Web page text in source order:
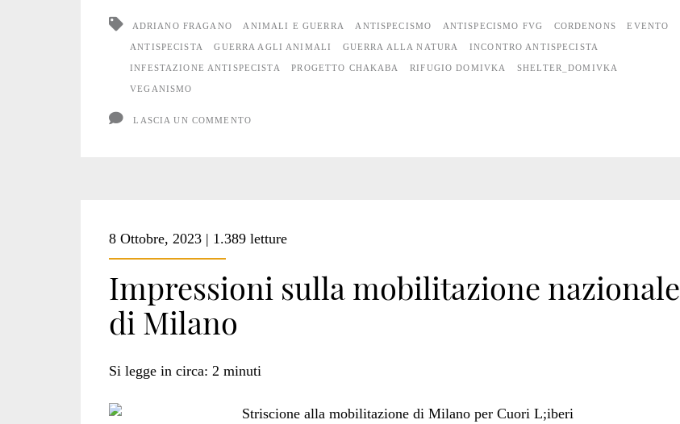
la
Natura
ADRIANO FRAGANO ANIMALI E GUERRA ANTISPECISMO ANTISPECISMO FVG CORDENONS EVENTO
ANTISPECISTA GUERRA AGLI ANIMALI GUERRA ALLA NATURA INCONTRO ANTISPECISTA
INFESTAZIONE ANTISPECISTA PROGETTO CHAKABA RIFUGIO DOMIVKA SHELTER_DOMIVKA
VEGANISMO
LASCIA UN COMMENTO
8 Ottobre, 2023 | 1.389 letture
Impressioni sulla mobilitazione nazionale
di Milano
Si legge in circa: 2 minuti